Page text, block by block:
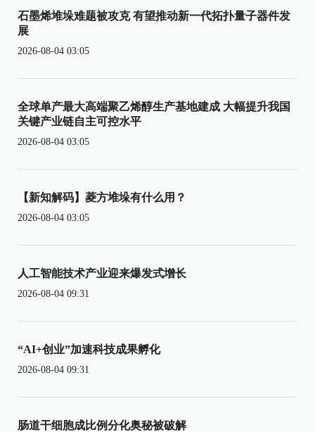
石墨烯堆垛难题被攻克 有望推动新一代拓扑量子器件发
展
2026-08-04 03:05
全球单产最大高端聚乙烯醇生产基地建成 大幅提升我国
关键产业链自主可控水平
2026-08-04 03:05
【新知解码】菱方堆垛有什么用？
2026-08-04 03:05
人工智能技术产业迎来爆发式增长
2026-08-04 09:31
“AI+创业”加速科技成果孵化
2026-08-04 09:31
肠道干细胞成比例分化奥秘被破解